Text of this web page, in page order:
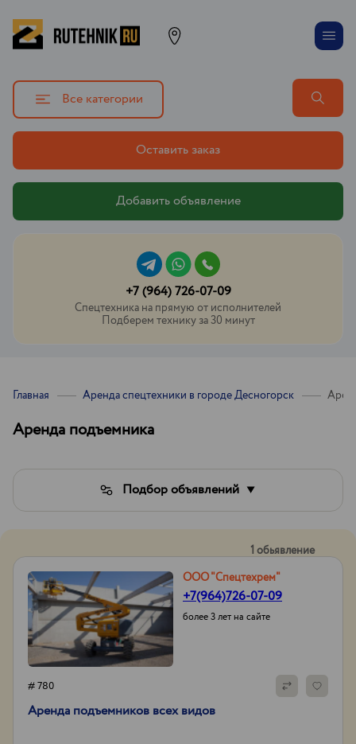
Все категории
Оставить заказ
Добавить объявление
+7 (964) 726-07-09
Спецтехника на прямую от исполнителей
Подберем технику за 30 минут
Главная Аренда спецтехники в городе Десногорск
Аренда подъемника
Подбор объявлений
1 обьявление
ООО "Спецтехрем"
+7(964)726-07-09
более 3 лет на сайте
# 780
Аренда подъемников всех видов